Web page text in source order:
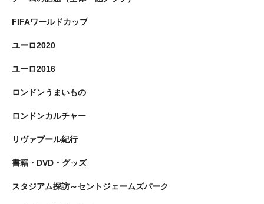
FIFAワールドカップ
ユーロ2020
ユーロ2016
ロンドンうまいもの
ロンドンカルチャー
リヴァプール紀行
書籍・DVD・グッズ
スタジアム探訪～セントジェームズパーク